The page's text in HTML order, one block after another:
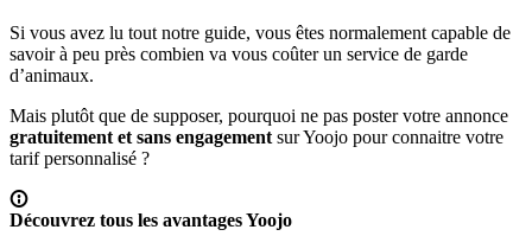
Si vous avez lu tout notre guide, vous êtes normalement capable de
savoir à peu près combien va vous coûter un service de garde
d’animaux.
Mais plutôt que de supposer, pourquoi ne pas poster votre annonce
gratuitement et sans engagement sur Yoojo pour connaitre votre
tarif personnalisé ?
Découvrez tous les avantages Yoojo